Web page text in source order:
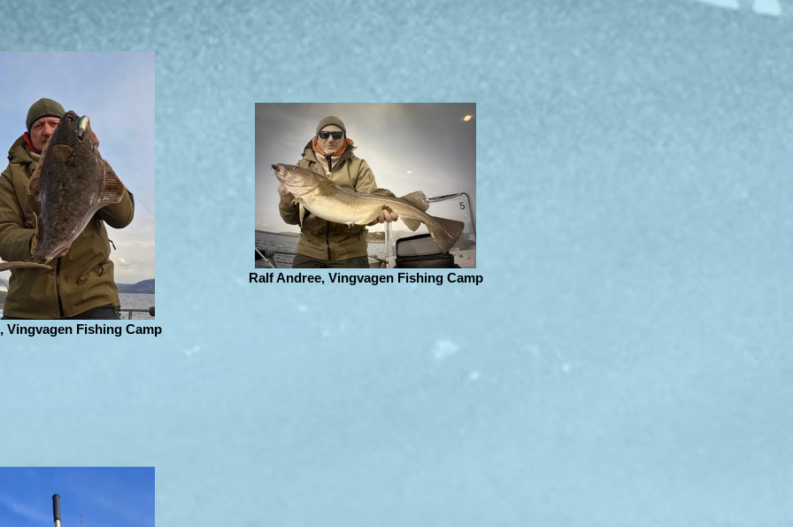
Vingvagen Fishing Camp
Ralf Andree, Vingvagen Fishing Camp